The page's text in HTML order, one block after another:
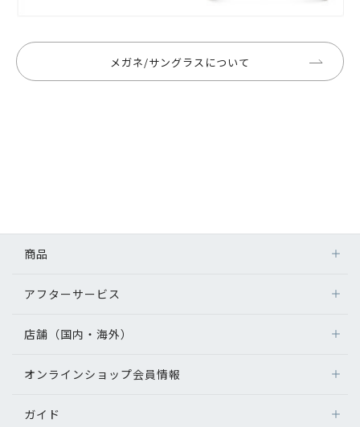
メガネ/サングラスについて
商品
アフターサービス
店舗（国内・海外）
オンラインショップ会員情報
ガイド